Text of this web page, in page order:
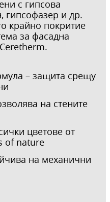
с гипсова
гипсофазер и др.
крайно покритие
за фасадна
– защита срещу
на стените
цветове от
of nature
на механични